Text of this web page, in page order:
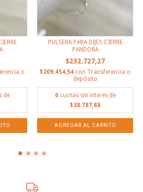
o
de
PULSERA PARA DIJES CIERRE
PANDORA
$232.727,27
$209.454,54 con Transferencia o
depósito
6 cuotas sin interés de
$38.787,88